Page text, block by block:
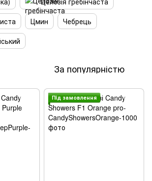
Цмин
Чебрець
За популярністю
Пiд замовлення